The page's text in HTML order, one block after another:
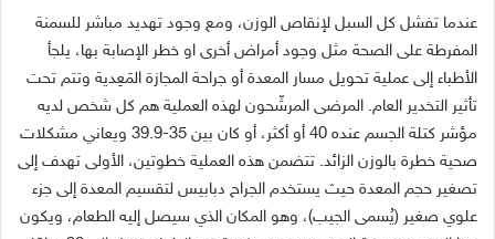
عندما تفشل كل السبل لإنقاص الوزن، ومع وجود تهديد مباشر للسمنة
المفرطة على الصحة مثل وجود أمراض أخرى او خطر الإصابة بها، يلجأ
الأطباء إلى عملية تحويل مسار المعدة أو جراحة المجازة المَعِدية وتتم تحت
تأثير التخدير العام. المرضى المرشّحون لهذه العملية هم كل شخص لديه
مؤشر كتلة الجسم عنده
أو أكثر، أو كان بين
ويعاني مشكلات
صحية خطرة بالوزن الزائد. تتضمن هذه العملية خطوتين، الأولى تهدف إلى
تصغير حجم المعدة حيث يستخدم الجراح دبابيس لتقسيم المعدة إلى جزء
علوي صغير (يُسمى الجيب)، وهو المكان الذي سيصل إليه الطعام، ويكون